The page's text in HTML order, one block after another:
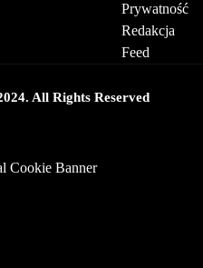
Prywatność
Redakcja
Feed
All Rights Reserved
Cookie Banner